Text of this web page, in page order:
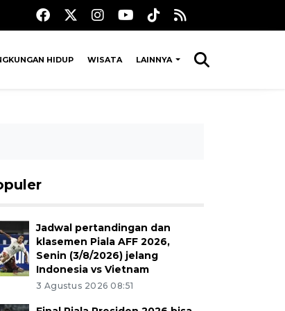
HIDUP WISATA LAINNYA
Jadwal pertandingan dan
klasemen Piala AFF 2026,
Senin (3/8/2026) jelang
Indonesia vs Vietnam
3 Agustus 2026 08:51